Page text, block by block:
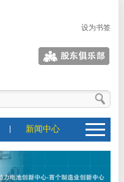
设为书签
股东俱乐部
新闻中心